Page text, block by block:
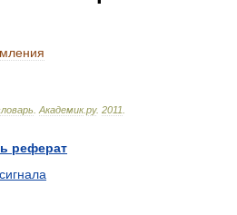
Академик.ру. 2011
реферат